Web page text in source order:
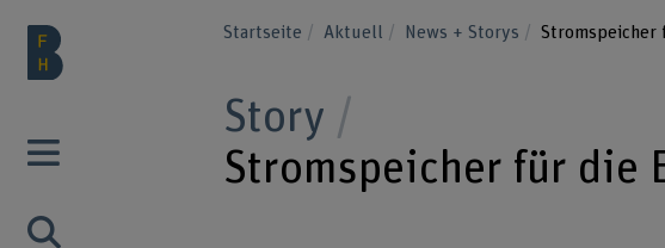
Startseite Aktuell News + Storys Stromspeicher
Story
Stromspeicher für die